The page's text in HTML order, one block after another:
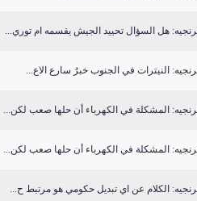
هل السؤال تحييد الجيش يقسمه ام توري...
النيترات في الجنوب خبرٌ سارع الاع...
المشكلة في الكهرباء أن حلها صعب لكن...
المشكلة في الكهرباء أن حلها صعب لكن...
الكلام عن اي تبديل حكومي هو مرتبط ح...